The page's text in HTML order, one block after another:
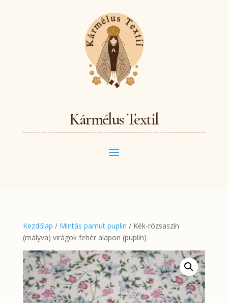
Kármélus Textil
Kezdőlap / Mintás pamut puplin / Kék-rózsaszín
(mályva) virágok fehér alapon (puplin)